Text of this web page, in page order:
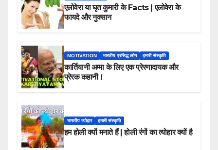
एलोवेरा या घृत कुमारी के Facts | एलोवेरा के
फायदे और नुक्सान
MOTIVATION भारतीय प्रसिद्ध लोग हमारी संस्कृति
कार्तियानी अम्मा के लिए एक प्रेरणादायक और
प्रेरक कहानी।
भारतीय त्योहार हमारी संस्कृति
हम होली क्यों मनाते हैं | होली रंगों का त्योहार क्यों है